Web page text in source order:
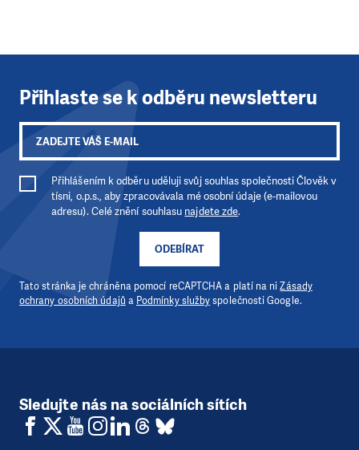
Přihlaste se k odběru newsletteru
ODEBÍRAT
Přihlášením k odběru uděluji svůj souhlas společnosti Člověk v
tísni, o.p.s., aby zpracovávala mé osobní údaje (e-mailovou
adresu). Celé znění souhlasu najdete zde.
Tato stránka je chráněna pomocí reCAPTCHA a platí na niZásady
ochrany osobních údajů a Podmínky službyspolečnosti Google.
Sledujte nás na sociálních sítích